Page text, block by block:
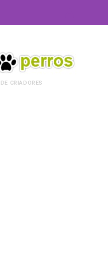
CRIADORES